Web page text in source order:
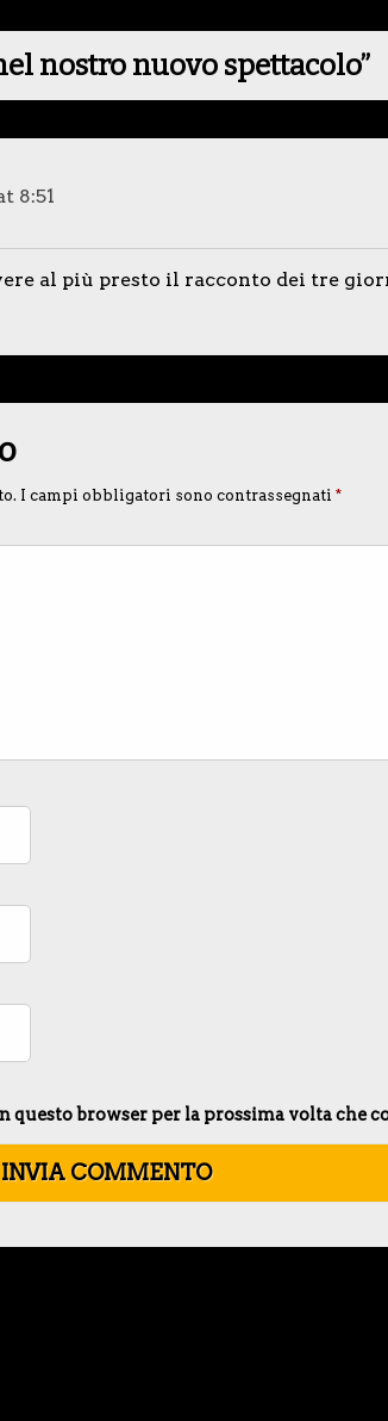
nostro nuovo spettacolo”
8:51
al più presto il racconto dei tre
I campi obbligatori sono contrassegnati *
questo browser per la prossima volta che